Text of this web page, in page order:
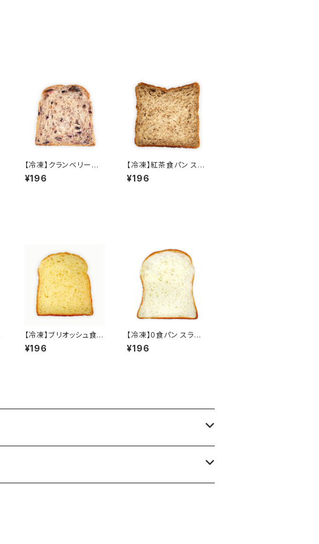
【冷凍】クランベリーと
クルミの全粒粉食パン
スライス
¥196
【冷凍】紅茶食パン スラ
イス
¥196
【冷凍】ブリオッシュ食パ
ン スライス
¥196
【冷凍】0食パン スライ
ス
¥196